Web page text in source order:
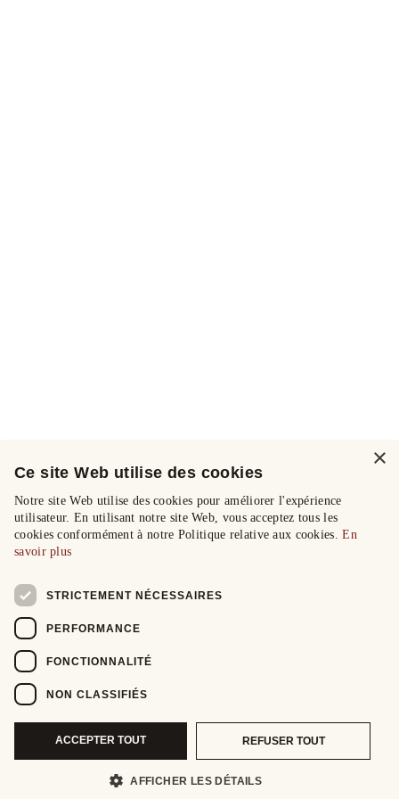
×
Ce site Web utilise des cookies
Notre site Web utilise des cookies pour améliorer l'expérience
utilisateur. En utilisant notre site Web, vous acceptez tous les
cookies conformément à notre Politique relative aux cookies.En
savoir plus
STRICTEMENT NÉCESSAIRES
PERFORMANCE
FONCTIONNALITÉ
NON CLASSIFIÉS
ACCEPTER TOUT REFUSER TOUT
AFFICHER LES DÉTAILS